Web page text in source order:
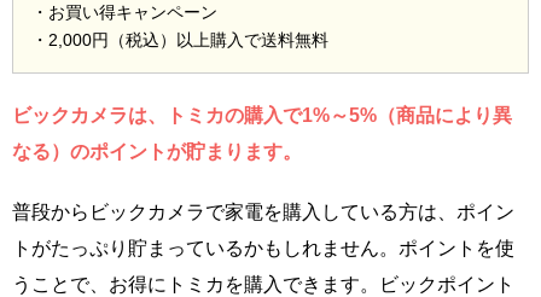
・お買い得キャンペーン
・2,000円（税込）以上購入で送料無料
ビックカメラは、トミカの購入で1%～5%（商品により異
なる）のポイントが貯まります。
普段からビックカメラで家電を購入している方は、ポイン
トがたっぷり貯まっているかもしれません。ポイントを使
うことで、お得にトミカを購入できます。ビックポイント